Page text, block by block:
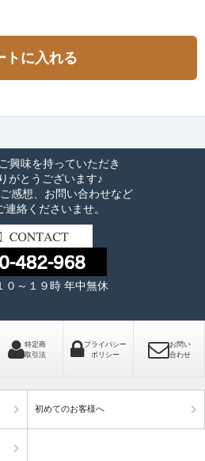
トに入れる
興味を持っていただき
がとうございます♪
感想、お問い合わせなど
連絡くださいませ。
０～１９時 年中無休
特定商
取引法
プライバシー
ポリシー
お問い
合わせ
初めてのお客様へ